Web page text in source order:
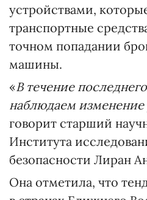
устройствами,
транспортные
точном попадании
машины.
«В течение
наблюдаем изменение
говорит старший
Института
безопасности Лиран
Она отметила, что